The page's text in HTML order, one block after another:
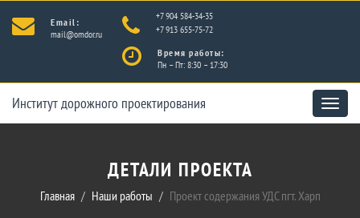
Email:
mail@omdor.ru
+7 904 584-34-35
+7 913 655-75-72
Время работы:
Пн – Пт: 8:30 – 17:30
Toggle
Институт дорожного проектирования
ДЕТАЛИ ПРОЕКТА
Главная Наши работы Проект содержания УДС пгт. Харп